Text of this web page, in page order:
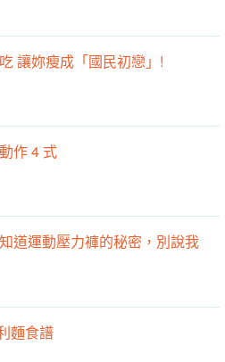
讓妳瘦成「國民初戀」!
作 4 式
道運動壓力褲的秘密，別說我
麵食譜